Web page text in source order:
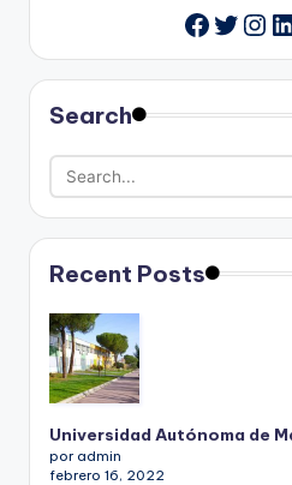
Search
Recent Posts
Universidad Autónoma de
por admin
febrero 16, 2022